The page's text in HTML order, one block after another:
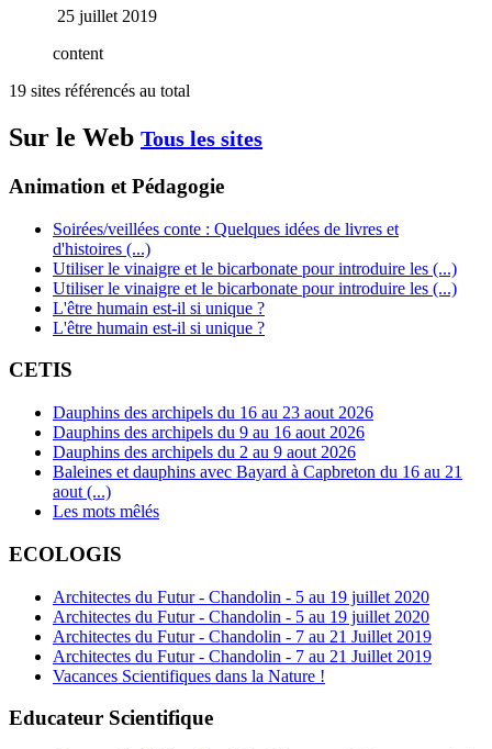
25 juillet 2019
content
19 sites référencés au total
Sur le Web Tous les sites
Animation et Pédagogie
Soirées/veillées conte : Quelques idées de livres et
d'histoires (...)
Utiliser le vinaigre et le bicarbonate pour introduire les (...)
Utiliser le vinaigre et le bicarbonate pour introduire les (...)
L'être humain est-il si unique ?
L'être humain est-il si unique ?
CETIS
Dauphins des archipels du 16 au 23 aout 2026
Dauphins des archipels du 9 au 16 aout 2026
Dauphins des archipels du 2 au 9 aout 2026
Baleines et dauphins avec Bayard à Capbreton du 16 au 21
aout (...)
Les mots mêlés
ECOLOGIS
Architectes du Futur - Chandolin - 5 au 19 juillet 2020
Architectes du Futur - Chandolin - 5 au 19 juillet 2020
Architectes du Futur - Chandolin - 7 au 21 Juillet 2019
Architectes du Futur - Chandolin - 7 au 21 Juillet 2019
Vacances Scientifiques dans la Nature !
Educateur Scientifique